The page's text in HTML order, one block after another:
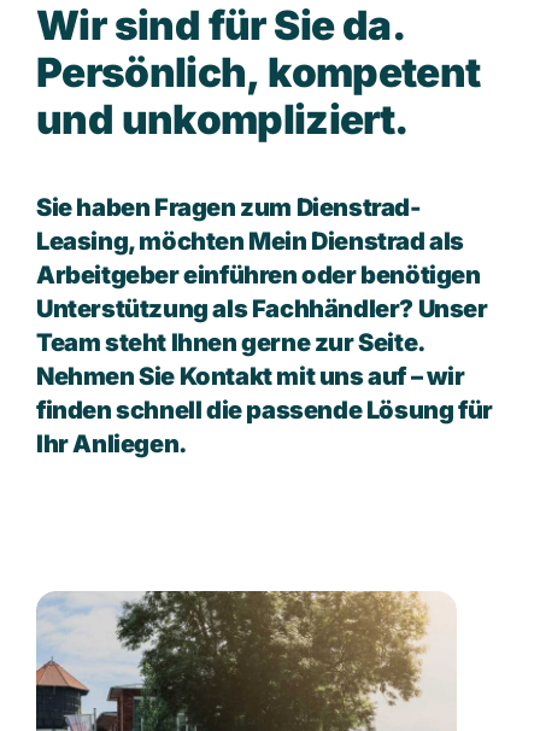
-> Fachhandelspartner
Häufige Fragen
Über uns
Kontakt
Wirsind fürSieda.
Persönlich, kompetent
und unkompliziert.
Sie haben Fragen zum Dienstrad-
Leasing, möchten Mein Dienstrad als
Arbeitgeber einführen oder benötigen
Unterstützung als Fachhändler? Unser
Team steht Ihnen gerne zur Seite.
Nehmen Sie Kontakt mit uns auf – wir
finden schnell die passende Lösung für
Ihr Anliegen.